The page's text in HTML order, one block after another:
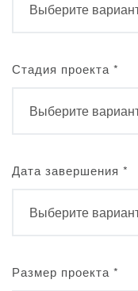
Стадия проекта *
Дата завершения *
Размер проекта *